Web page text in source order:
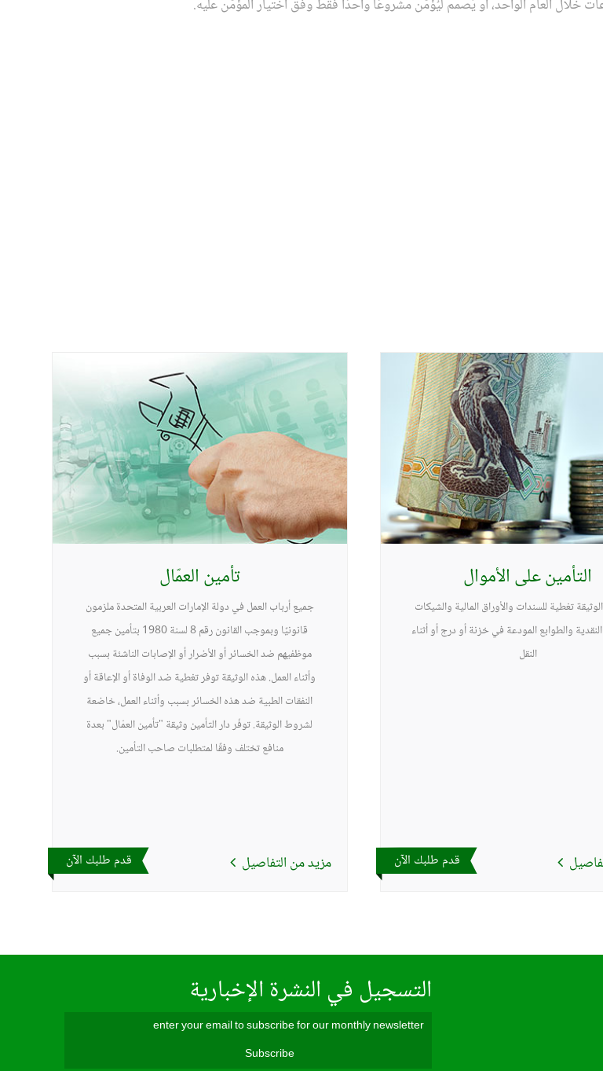
خلال العام الواحد، أو يُصمم ليُؤمّن مشروعًا واحدًا فقط وفق اختيار المؤمّن عليه.
التأمين على الأموال
تغطية للسندات والأوراق المالية والشيكات
والطوابع المودعة في خزنة أو درج أو أثناء
النقل
قدم طلبك الآن
تأمين العمّال
جميع أرباب العمل في دولة الإمارات العربية المتحدة ملزمون
قانونيًا وبموجب القانون رقم 8 لسنة 1980 بتأمين جميع
موظفيهم ضد الخسائر أو الأضرار أو الإصابات الناشئة بسبب
وأثناء العمل. هذه الوثيقة توفر تغطية ضد الوفاة أو الإعاقة أو
النفقات الطبية ضد هذه الخسائر بسبب وأثناء العمل، خاضعة
لشروط الوثيقة. توفّر دار التأمين وثيقة "تأمين العمّال" بعدة
منافع تختلف وفقًا لمتطلبات صاحب التأمين.
مزيد من التفاصيل قدم طلبك الآن
التسجيل في النشرة الإخبارية